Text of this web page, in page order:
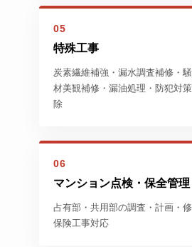
05
特殊工事
炭素繊維補強・漏水調査補修・
材美観補修・漏油処理・防犯対
除
06
マンション点検・保全管
占有部・共用部の調査・計画・
保険工事対応